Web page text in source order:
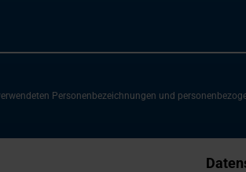
Personenbezeichnungen und